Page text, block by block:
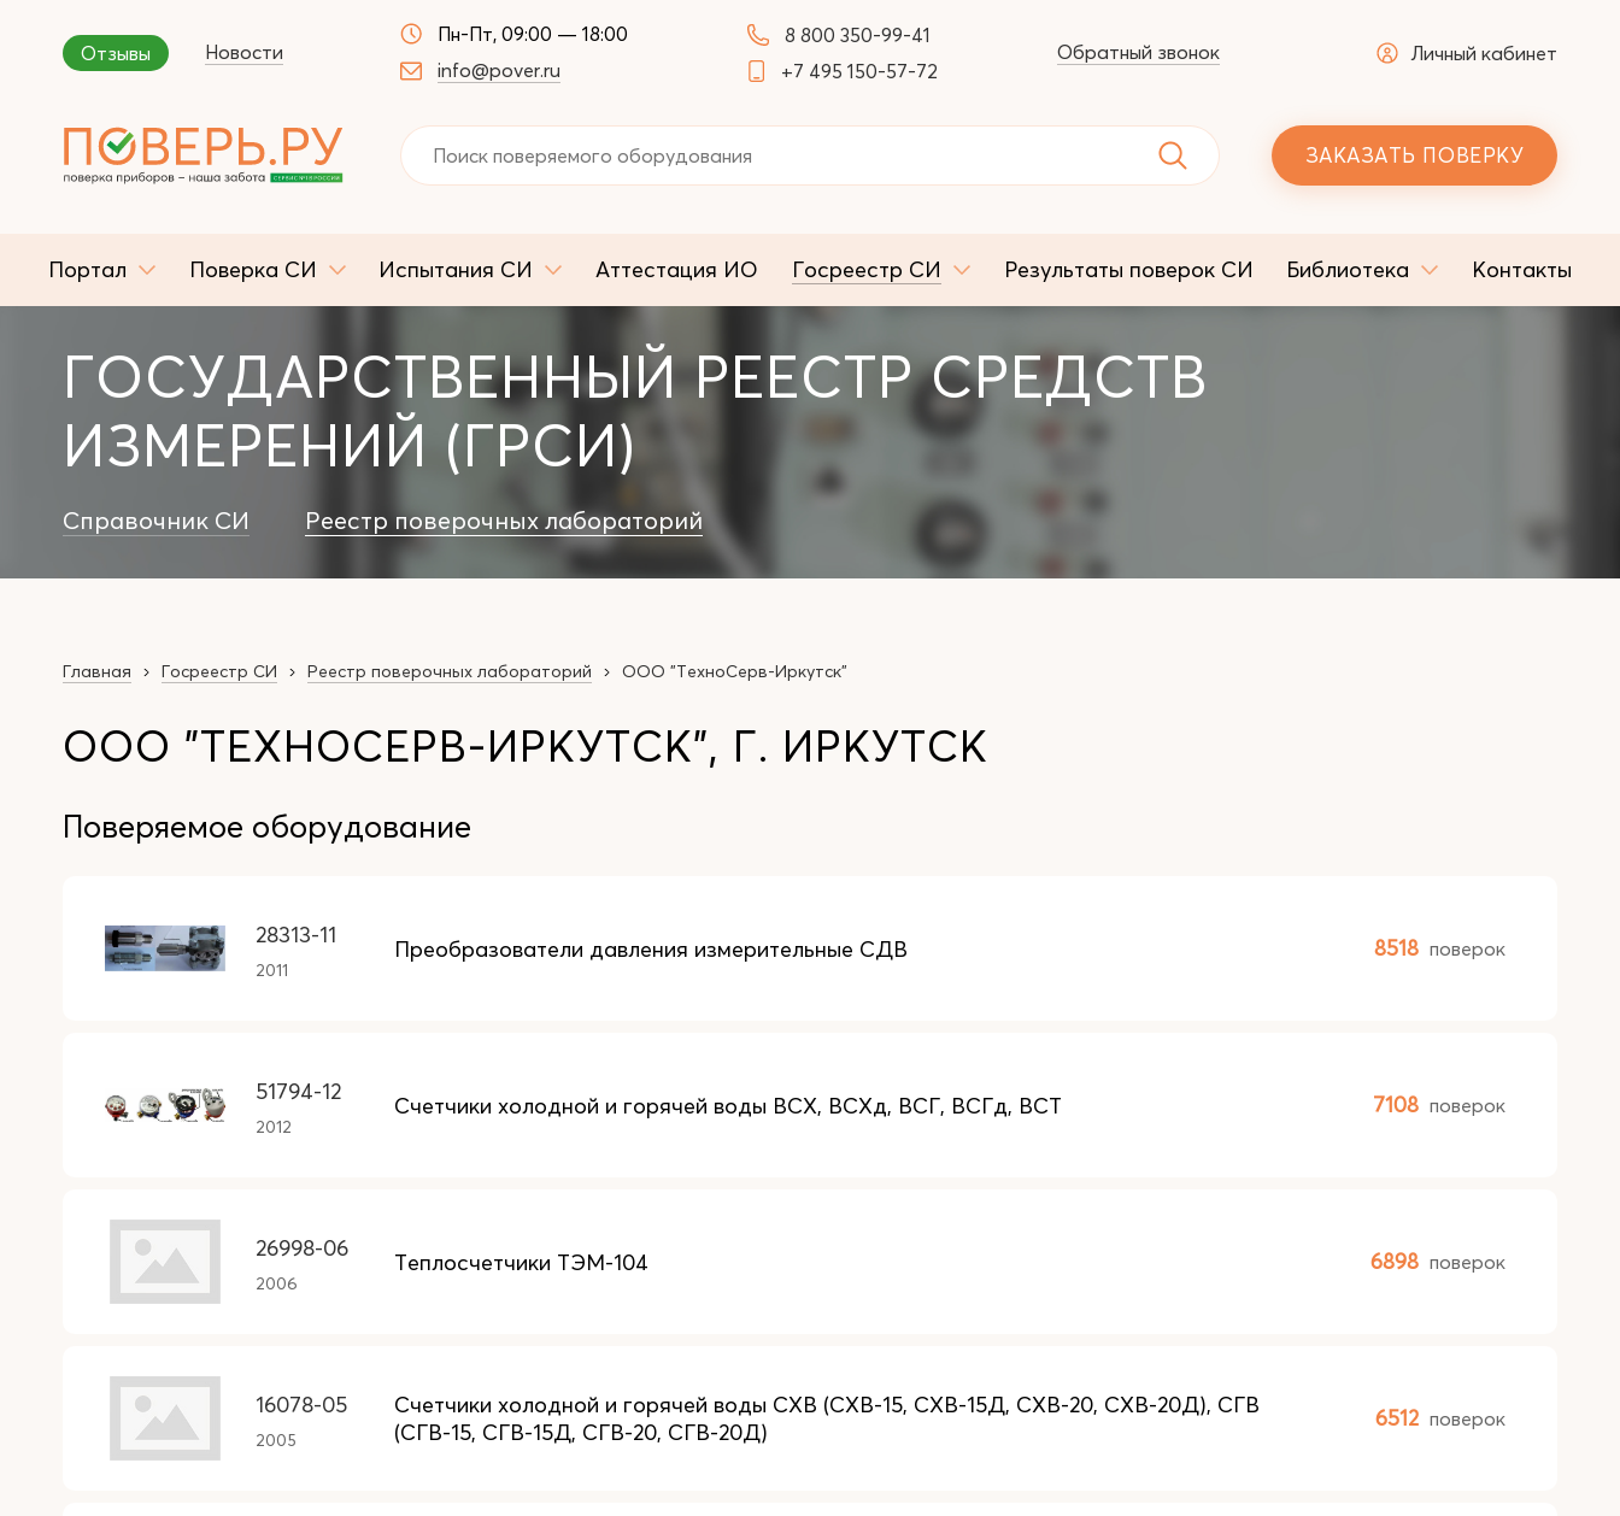
Отзывы Новости
Пн-Пт, 09:00 — 18:00
info@pover.ru
8 800 350-99-41
+7 495 150-57-72
Обратный звонок Личный кабинет
ЗАКАЗАТЬ ПОВЕРКУ
Портал Поверка СИ Испытания СИ Аттестация ИО Госреестр СИ Результаты поверок СИ Библиотека Контакты
ГОСУДАРСТВЕННЫЙ РЕЕСТР СРЕДСТВ
ИЗМЕРЕНИЙ (ГРСИ)
Справочник СИ Реестр поверочных лабораторий
Главная Госреестр СИ Реестр поверочных лабораторий ООО "ТехноСерв-Иркутск"
ООО "ТЕХНОСЕРВ-ИРКУТСК", Г. ИРКУТСК
Поверяемое оборудование
28313-11
2011
Преобразователи давления измерительные СДВ 8518 поверок
51794-12
2012
Счетчики холодной и горячей воды ВСХ, ВСХд, ВСГ, ВСГд, ВСТ 7108 поверок
26998-06
2006
Теплосчетчики ТЭМ-104 6898 поверок
16078-05
2005
Счетчики холодной и горячей воды СХВ (СХВ-15, СХВ-15Д, СХВ-20, СХВ-20Д), СГВ
(СГВ-15, СГВ-15Д, СГВ-20, СГВ-20Д)
6512 поверок